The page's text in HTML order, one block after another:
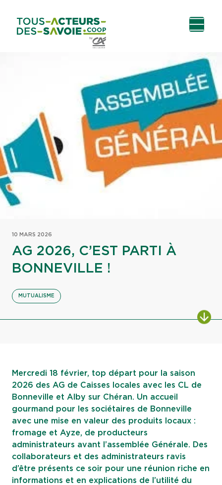
contenu
principal
10 MARS 2026
AG 2026, C’EST PARTI À
BONNEVILLE !
MUTUALISME
Mercredi 18 février, top départ pour la saison
2026 des AG de Caisses locales avec les CL de
Bonneville et Alby sur Chéran. Un accueil
gourmand pour les sociétaires de Bonneville
avec une mise en valeur des produits locaux :
fromage et Ayze, de producteurs
administrateurs avant l’assemblée Générale. Des
collaborateurs et des administrateurs ravis
d’être présents ce soir pour une réunion riche en
informations et en explications de l’utilité du